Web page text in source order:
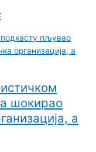
шокирао
а